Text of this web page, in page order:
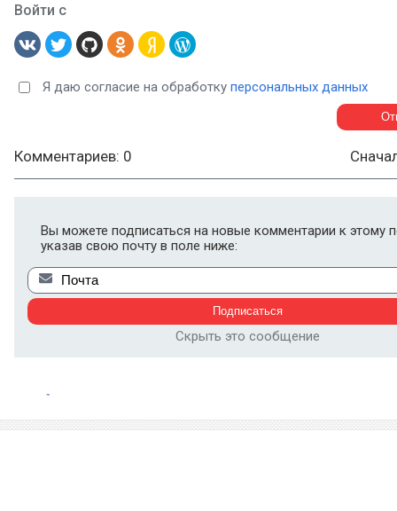
Войти с
Я даю согласие на обработку персональных данных
Комментариев: 0
Вы можете подписаться на новые комментарии к этому
указав свою почту в поле ниже:
Скрыть это сообщение